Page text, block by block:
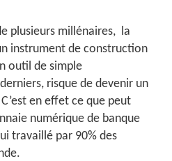
plusieurs millénaires, la
instrument de construction
outil de simple
risque de devenir un
en effet ce que peut
numérique de banque
travaillé par 90% des